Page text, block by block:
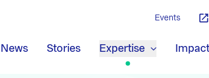
News Stories Expertise Impact
Events